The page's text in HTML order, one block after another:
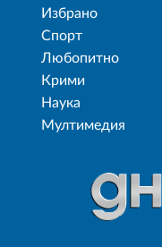
Избрано
Спорт
Любопитно
Крими
Наука
Мултимедия